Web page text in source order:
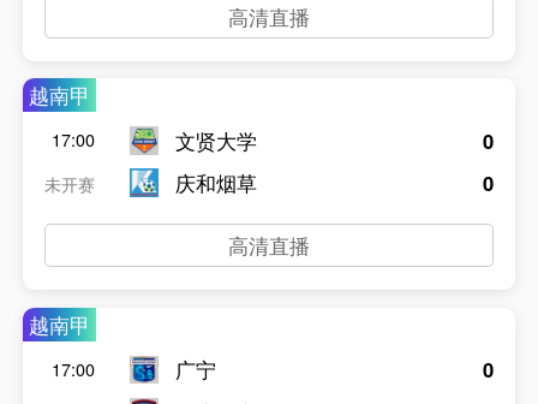
高清直播
越南甲
17:00
未开赛
文贤大学
庆和烟草
0
0
高清直播
越南甲
17:00
广宁
0